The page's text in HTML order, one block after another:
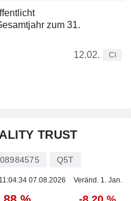
zum 31.
12.02.
CI
TRUST
Q5T
11:04:34 07.08.2026 Veränd. 1. Jan.